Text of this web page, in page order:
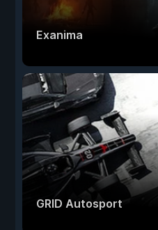
Exanima
GRID Autosport